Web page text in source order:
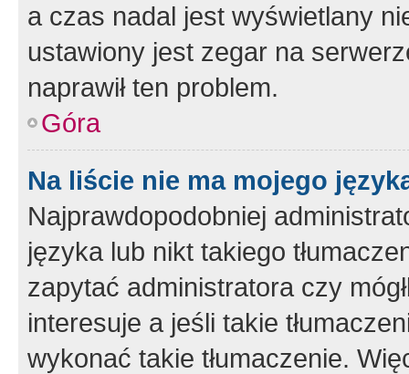
a czas nadal jest wyświetlany
ustawiony jest zegar na
naprawił ten problem.
Góra
Na liście nie ma mojego
Najprawdopodobniej
języka lub nikt takiego
zapytać administratora czy
interesuje a jeśli takie
wykonać takie tłumaczenie.